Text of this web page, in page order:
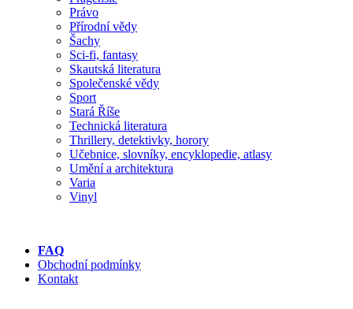
Právo
Přírodní vědy
Šachy
Sci-fi, fantasy
Skautská literatura
Společenské vědy
Sport
Stará Říše
Technická literatura
Thrillery, detektivky, horory
Učebnice, slovníky, encyklopedie, atlasy
Umění a architektura
Varia
Vinyl
FAQ
Obchodní podmínky
Kontakt